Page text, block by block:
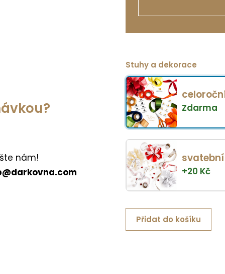
nám!
Stuhy a dekorace
Zdarma
svatební
+20 Kč
Přidat do košíku